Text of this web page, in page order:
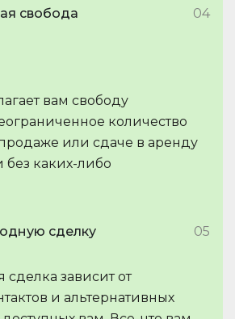
свобода 04
вам свободу
количество
или сдаче в аренду
каких-либо
сделку 05
зависит от
и альтернативных